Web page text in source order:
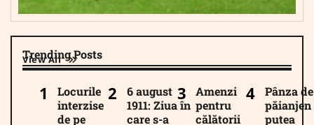
Trending Posts
View All
Locurile
interzise
de pe
6 august
1911: Ziua în
care s-a
Amenzi
pentru
călătorii
Pânza de
păianjen
putea